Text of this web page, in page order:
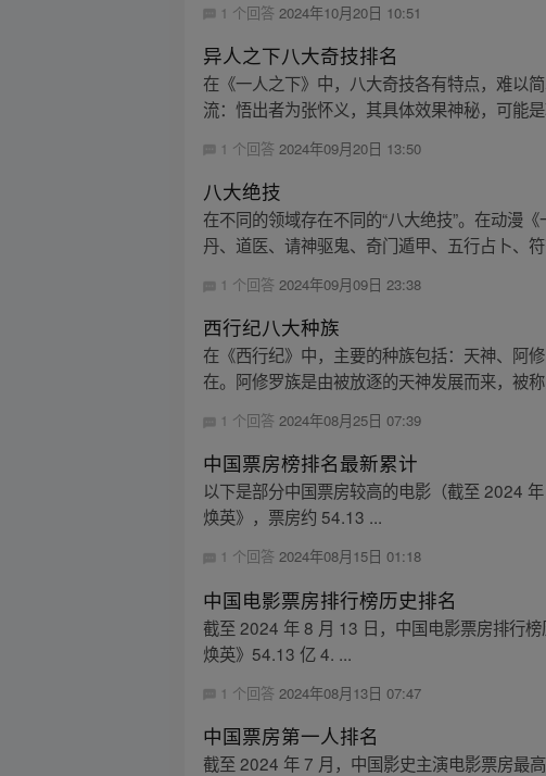
1 个回答 2024年10月20日 10:51
异人之下八大奇技排名
在《一人之下》中，八大奇技各有特点，难以
流：悟出者为张怀义，其具体效果神秘，可能
1 个回答 2024年09月20日 13:50
八大绝技
在不同的领域存在不同的“八大绝技”。在动漫《
丹、道医、请神驱鬼、奇门遁甲、五行占卜、
1 个回答2024年09月09日 23:38
西行纪八大种族
在《西行纪》中，主要的种族包括：天神、阿
在。阿修罗族是由被放逐的天神发展而来，被
1 个回答2024年08月25日 07:39
中国票房榜排名最新累计
以下是部分中国票房较高的电影（截至 2024
焕英》，票房约 54.13 ...
1 个回答2024年08月15日 01:18
中国电影票房排行榜历史排名
截至 2024 年 8 月 13 日，中国电影票房排行
焕英》54.13 亿 4. ...
1 个回答 2024年08月13日 07:47
中国票房第一人排名
截至 2024 年 7 月，中国影史主演电影票房最